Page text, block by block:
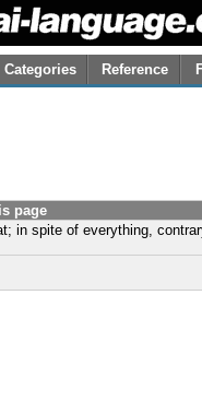
Categories Reference
page
in spite of everything,